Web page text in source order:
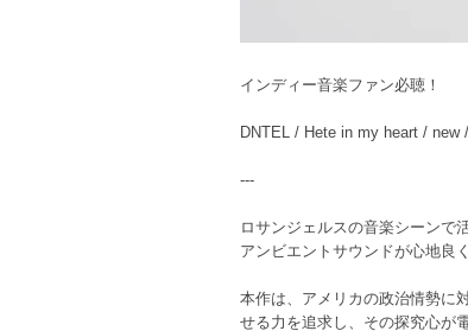
インディー音楽ファン必聴！
DNTEL / Hete in my heart / new
---
ロサンジェルスの音楽シーンで
アンビエントサウンドが心地良
本作は、アメリカの政治情勢に
せる力を追求し、その探究心が